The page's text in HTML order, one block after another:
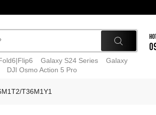
Galaxy S24 Series
Galaxy
DJI Osmo Action 5 Pro
T36M1Y1